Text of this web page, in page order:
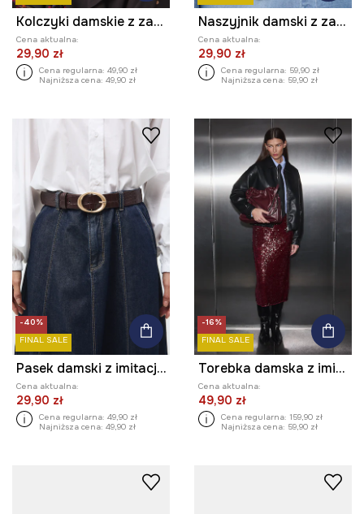
Kolczyki damskie z zawieszką w kształcie serca
Cena aktualna:
29,90 zł
Cena regularna: 49,90 zł
Najniższa cena: 49,90 zł
Naszyjnik damski z zawieszką w kształcie serca
Cena aktualna:
29,90 zł
Cena regularna: 59,90 zł
Najniższa cena: 59,90 zł
-40%
FINAL SALE
Pasek damski z imitacji skóry z fakturą
Cena aktualna:
29,90 zł
Cena regularna: 49,90 zł
Najniższa cena: 49,90 zł
-16%
FINAL SALE
Torebka damska z imitacji skóry
Cena aktualna:
49,90 zł
Cena regularna: 159,90 zł
Najniższa cena: 59,90 zł